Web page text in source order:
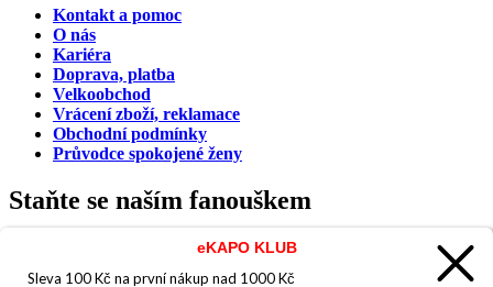
Kontakt a pomoc
O nás
Kariéra
Doprava, platba
Velkoobchod
Vrácení zboží, reklamace
Obchodní podmínky
Průvodce spokojené ženy
Staňte se naším fanouškem
eKAPO KLUB
Sleva 100 Kč na první nákup nad 1000 Kč